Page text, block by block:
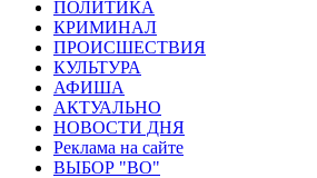
ПОЛИТИКА
КРИМИНАЛ
ПРОИСШЕСТВИЯ
КУЛЬТУРА
АФИША
АКТУАЛЬНО
НОВОСТИ ДНЯ
Реклама на сайте
ВЫБОР "ВО"